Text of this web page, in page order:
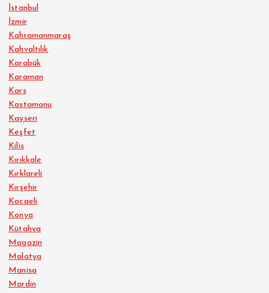
İstanbul
İzmir
Kahramanmaraş
Kahvaltılık
Karabük
Karaman
Kars
Kastamonu
Kayseri
Keşfet
Kilis
Kırıkkale
Kırklareli
Kırşehir
Kocaeli
Konya
Kütahya
Magazin
Malatya
Manisa
Mardin